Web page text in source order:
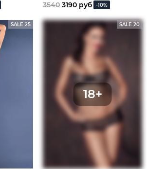
3540 3190 руб -10%
SALE 25 SALE 20